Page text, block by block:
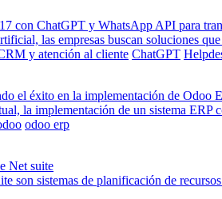
con ChatGPT y WhatsApp API para
las empresas buscan soluciones
y atención al cliente ChatGPT
el éxito en la implementación de Odoo
la implementación de un sistema
odoo erp
Net suite
son sistemas de planificación de